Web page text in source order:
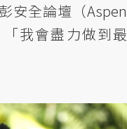
安全論壇（Aspen
我會盡力做到最